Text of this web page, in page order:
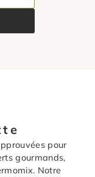
pour
gourmands,
Notre